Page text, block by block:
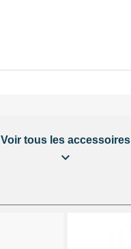
Voir tous les accessoires